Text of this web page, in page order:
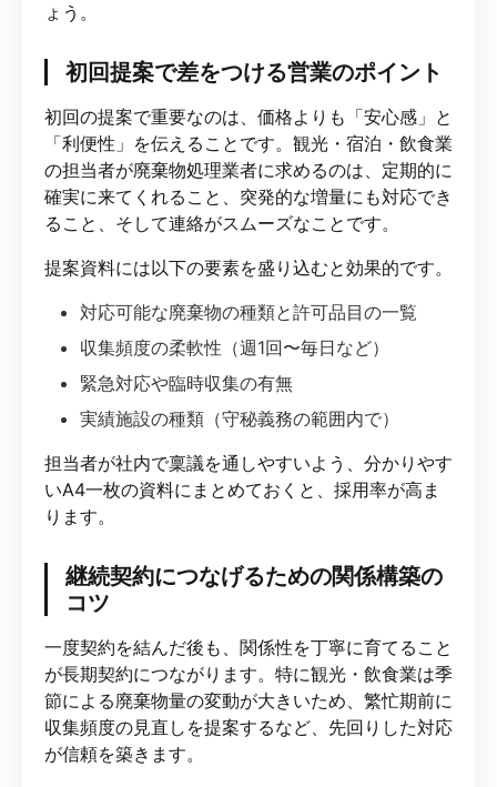
ょう。
初回提案で差をつける営業のポイント
初回の提案で重要なのは、価格よりも「安心感」と
「利便性」を伝えることです。観光・宿泊・飲食業
の担当者が廃棄物処理業者に求めるのは、定期的に
確実に来てくれること、突発的な増量にも対応でき
ること、そして連絡がスムーズなことです。
提案資料には以下の要素を盛り込むと効果的です。
対応可能な廃棄物の種類と許可品目の一覧
収集頻度の柔軟性（週1回〜毎日など）
緊急対応や臨時収集の有無
実績施設の種類（守秘義務の範囲内で）
担当者が社内で稟議を通しやすいよう、分かりやす
いA4一枚の資料にまとめておくと、採用率が高ま
ります。
継続契約につなげるための関係構築の
コツ
一度契約を結んだ後も、関係性を丁寧に育てること
が長期契約につながります。特に観光・飲食業は季
節による廃棄物量の変動が大きいため、繁忙期前に
収集頻度の見直しを提案するなど、先回りした対応
が信頼を築きます。